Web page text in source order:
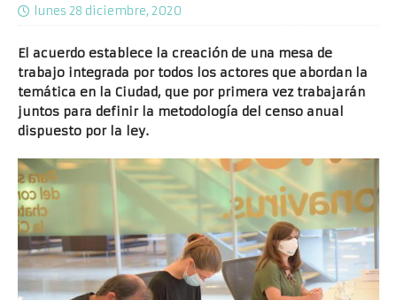
lunes 28 diciembre, 2020
El acuerdo establece la creación de una mesa de
trabajo integrada por todos los actores que abordan la
temática en la Ciudad, que por primera vez trabajarán
juntos para definir la metodología del censo anual
dispuesto por la ley.